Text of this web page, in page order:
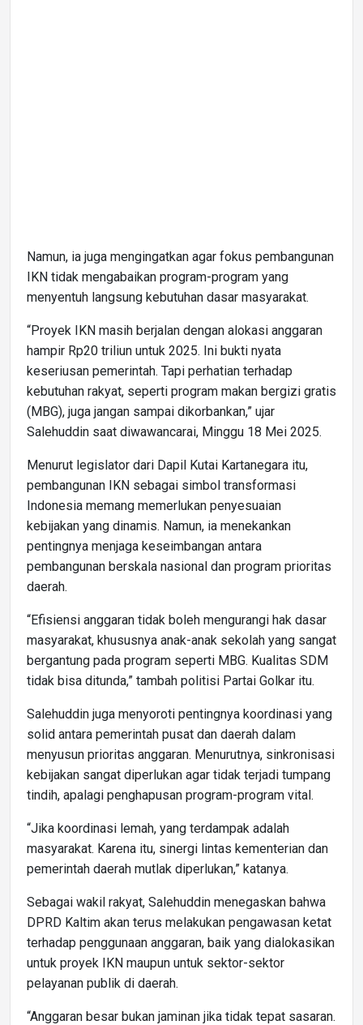
Namun, ia juga mengingatkan agar fokus pembangunan
IKN tidak mengabaikan program-program yang
menyentuh langsung kebutuhan dasar masyarakat.
“Proyek IKN masih berjalan dengan alokasi anggaran
hampir Rp20 triliun untuk 2025. Ini bukti nyata
keseriusan pemerintah. Tapi perhatian terhadap
kebutuhan rakyat, seperti program makan bergizi gratis
(MBG), juga jangan sampai dikorbankan,” ujar
Salehuddin saat diwawancarai, Minggu 18 Mei 2025.
Menurut legislator dari Dapil Kutai Kartanegara itu,
pembangunan IKN sebagai simbol transformasi
Indonesia memang memerlukan penyesuaian
kebijakan yang dinamis. Namun, ia menekankan
pentingnya menjaga keseimbangan antara
pembangunan berskala nasional dan program prioritas
daerah.
“Efisiensi anggaran tidak boleh mengurangi hak dasar
masyarakat, khususnya anak-anak sekolah yang sangat
bergantung pada program seperti MBG. Kualitas SDM
tidak bisa ditunda,” tambah politisi Partai Golkar itu.
Salehuddin juga menyoroti pentingnya koordinasi yang
solid antara pemerintah pusat dan daerah dalam
menyusun prioritas anggaran. Menurutnya, sinkronisasi
kebijakan sangat diperlukan agar tidak terjadi tumpang
tindih, apalagi penghapusan program-program vital.
“Jika koordinasi lemah, yang terdampak adalah
masyarakat. Karena itu, sinergi lintas kementerian dan
pemerintah daerah mutlak diperlukan,” katanya.
Sebagai wakil rakyat, Salehuddin menegaskan bahwa
DPRD Kaltim akan terus melakukan pengawasan ketat
terhadap penggunaan anggaran, baik yang dialokasikan
untuk proyek IKN maupun untuk sektor-sektor
pelayanan publik di daerah.
“Anggaran besar bukan jaminan jika tidak tepat sasaran.